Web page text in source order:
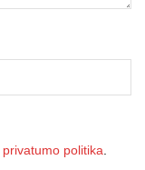
privatumo politika.